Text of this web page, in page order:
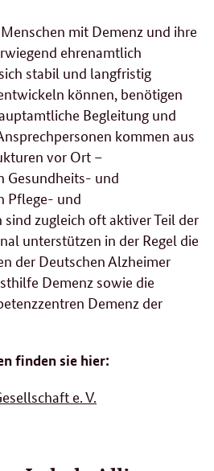
mit Demenz und ihre
ehrenamtlich
stabil und langfristig
können, benötigen
Begleitung und
kommen aus
vor Ort –
Gesundheits- und
Pflege- und
zugleich oft aktiver Teil der
unterstützen in der Regel die
der Deutschen Alzheimer
Demenz sowie die
Demenz der
finden sie hier:
e. V.